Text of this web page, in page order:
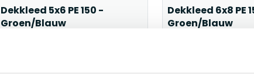
Dekkleed 5x6 PE 150 -
Groen/Blauw
Dekkleed 6x8 PE
Groen/Blauw